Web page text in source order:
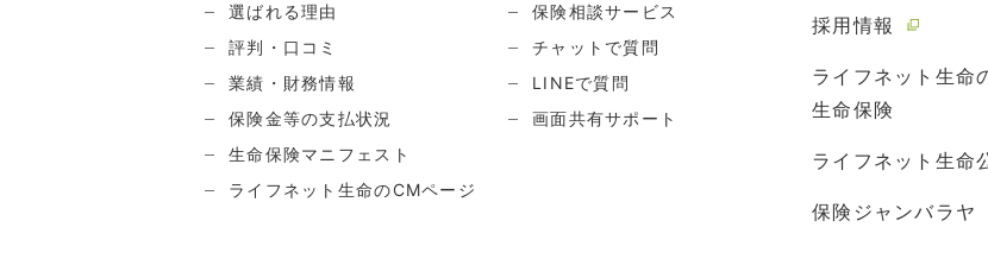
選ばれる理由
評判・口コミ
業績・財務情報
保険金等の支払状況
生命保険マニフェスト
ライフネット生命のCMページ
保険相談サービス
チャットで質問
LINEで質問
画面共有サポート
採用情報
ライフネット生命
生命保険
ライフネット生命
保険ジャンバラヤ